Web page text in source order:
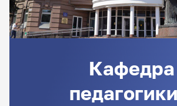
Кафедра